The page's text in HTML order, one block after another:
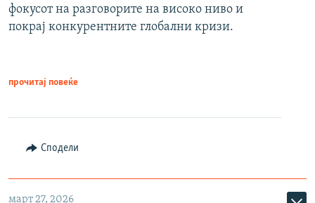
фокусот на разговорите на високо ниво и
покрај конкурентните глобални кризи.
прочитај повеќе
Сподели
март 27, 2026